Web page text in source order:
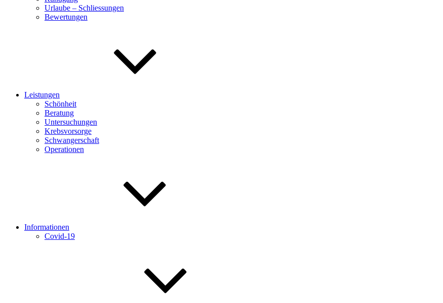
Urlaube – Schliessungen
Bewertungen
Leistungen
Schönheit
Beratung
Untersuchungen
Krebsvorsorge
Schwangerschaft
Operationen
Informationen
Covid-19